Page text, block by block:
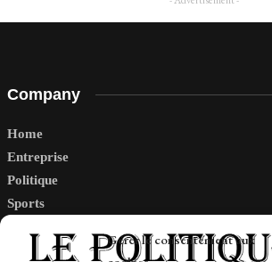
Gérer le consentement aux
Company
Home
Entreprise
Politique
Sports